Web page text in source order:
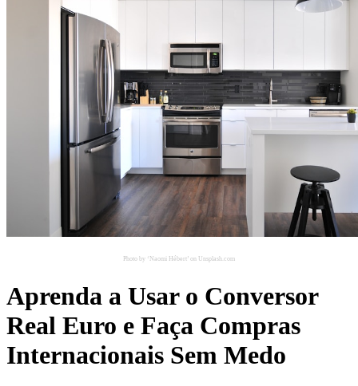
Photo by ‘Naomi Hébert’ on Unsplash.com
Aprenda a Usar o Conversor
Real Euro e Faça Compras
Internacionais Sem Medo